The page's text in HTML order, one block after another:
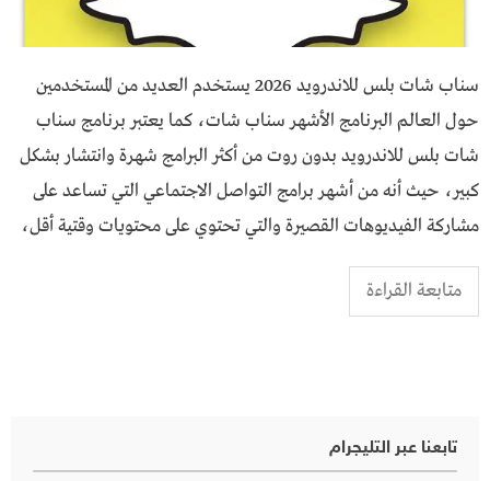
سناب شات بلس للاندرويد 2026 يستخدم العديد من المستخدمين
حول العالم البرنامج الأشهر سناب شات، كما يعتبر برنامج سناب
شات بلس للاندرويد بدون روت من أكثر البرامج شهرة وانتشار بشكل
كبير، حيث أنه من أشهر برامج التواصل الاجتماعي التي تساعد على
مشاركة الفيديوهات القصيرة والتي تحتوي على محتويات وقتية أقل،
متابعة القراءة
تابعنا عبر التليجرام